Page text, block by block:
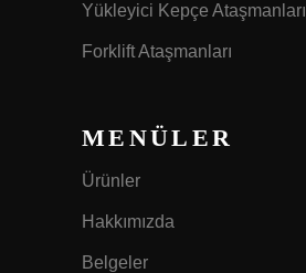
Yükleyici Kepçe Ataşmanları
Forklift Ataşmanları
MENÜLER
Ürünler
Hakkımızda
Belgeler